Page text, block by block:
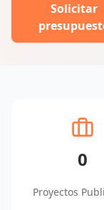
Solicitar
0
Proyectos